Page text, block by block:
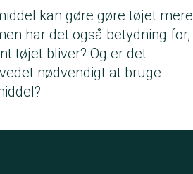
kan gøre gøre tøjet mere
har det også betydning for,
tøjet bliver? Og er det
nødvendigt at bruge